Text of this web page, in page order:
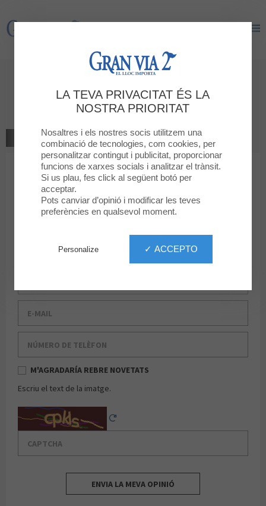
Gran Via 2
Dóna la teva opinió
TEZENIS
TORNAR A LA BOTIGA
La teva classificació 5
4
3
2
Missatge
M'AGRADARÍA REBRE NOVETATS
Escriu el text de la imatge.
Captcha
ENVIA LA MEVA OPINIÓ
LA TEVA PRIVACITAT ÉS LA
NOSTRA PRIORITAT
Nosaltres i els nostres socis utilitzem una
combinació de tecnologies, com cookies, per
personalitzar contingut i publicitat, proporcionar
funcions de xarxes socials i analitzar el trànsit.
Si us plau, fes click al següent botó per
acceptar.
Pots canviar d’opinió i modificar les teves
preferències en qualsevol moment.
✓ ACCEPTO
Personalize